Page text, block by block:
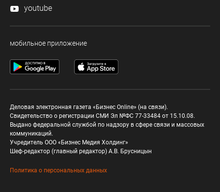
youtube
мобильное приложение
Деловая электронная газета «Бизнес Online» (на связи).
Свидетельство о регистрации СМИ Эл №ФС 77-33484 от 15.10.08.
Выдано федеральной службой по надзору в сфере связи и массовых
коммуникаций.
Учредитель ООО «Бизнес Медия Холдинг»
Шеф-редактор (главный редактор) А.В. Брусницын
Политика о персональных данных